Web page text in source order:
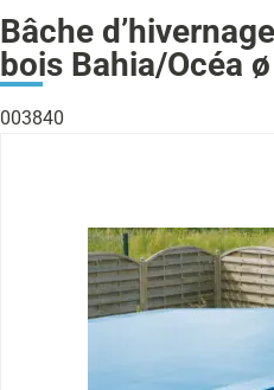
Bâche
bois Bahia/Océa
003840